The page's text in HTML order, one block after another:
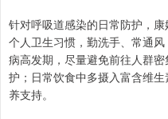
针对呼吸道感染的日常防护，
个人卫生习惯，勤洗手、常通
病高发期，尽量避免前往人群
护；日常饮食中多摄入富含维
养支持。